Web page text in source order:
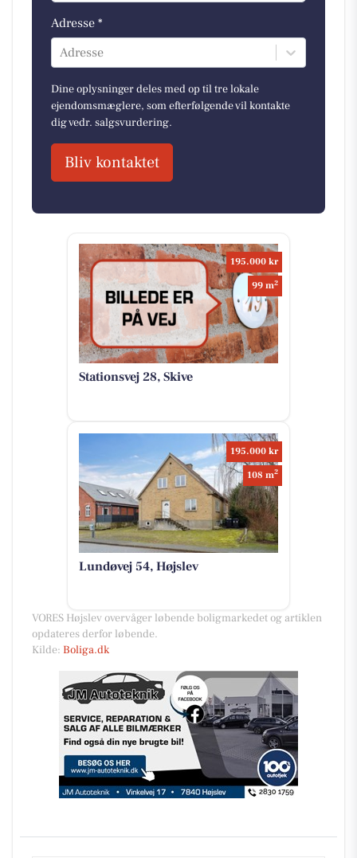
Adresse *
Adresse
Dine oplysninger deles med op til tre lokale
ejendomsmæglere, som efterfølgende vil kontakte
dig vedr. salgsvurdering.
Bliv kontaktet
195.000 kr
99 m2
Stationsvej 28, Skive
195.000 kr
108 m2
Lundøvej 54, Højslev
VORES Højslev overvåger løbende boligmarkedet og artiklen
opdateres derfor løbende.
Kilde: Boliga.dk